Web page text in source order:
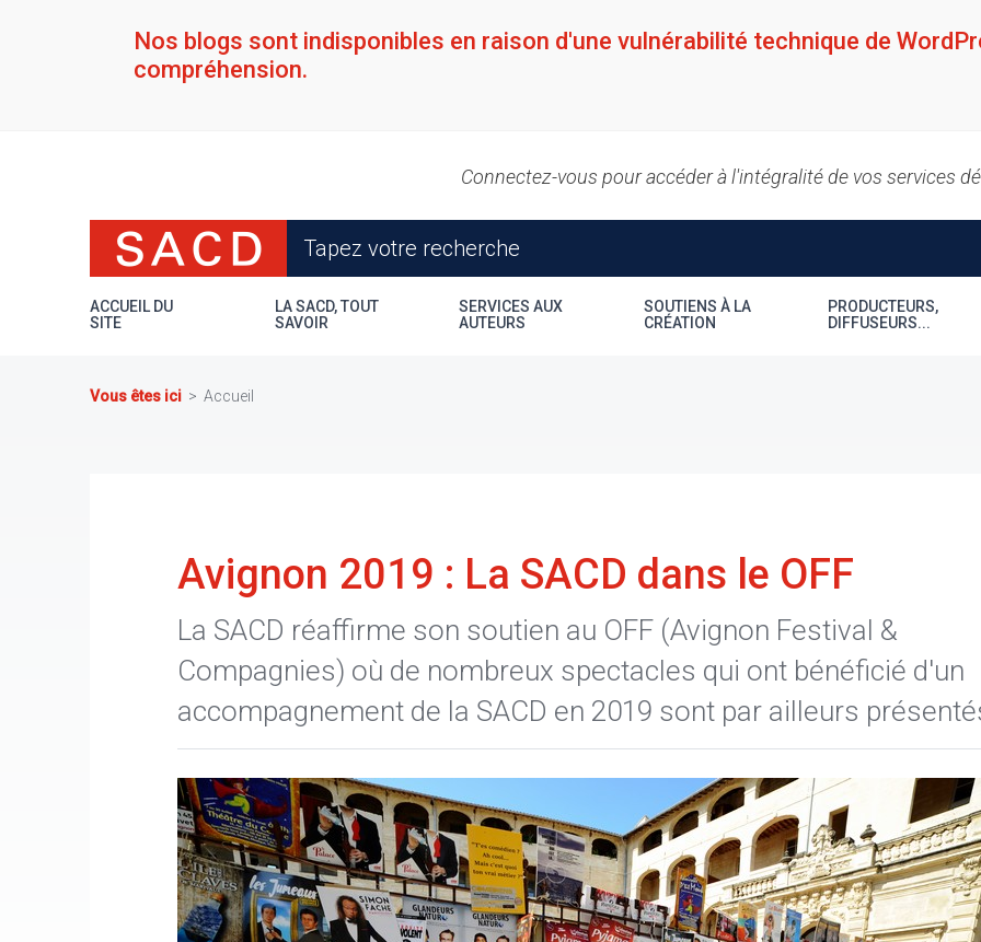
Nos blogs sont indisponibles en raison d'une vulnérabilité technique de
compréhension.
Connectez-vous pour accéder à l'intégralité de vos services
ACCUEIL DU
SITE
LA SACD, TOUT
SAVOIR
SERVICES AUX
AUTEURS
SOUTIENS À LA
CRÉATION
PRODUCTEURS,
DIFFUSEURS...
Vous êtes ici Accueil
Avignon 2019 : La SACD dans le OFF
La SACD réaffirme son soutien au OFF (Avignon Festival &
Compagnies) où de nombreux spectacles qui ont bénéficié d'un
accompagnement de la SACD en 2019 sont par ailleurs